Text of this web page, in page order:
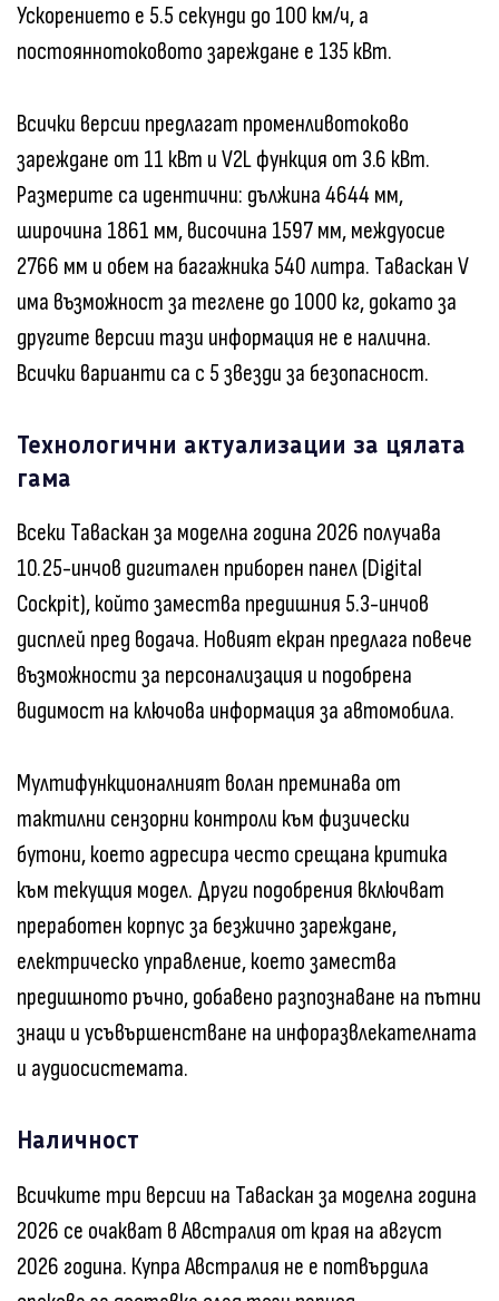
Ускорението е 5.5 секунди до 100 км/ч, а
постояннотоковото зареждане е 135 кВт.
Всички версии предлагат променливотоково
зареждане от 11 кВт и V2L функция от 3.6 кВт.
Размерите са идентични: дължина 4644 мм,
широчина 1861 мм, височина 1597 мм, междуосие
2766 мм и обем на багажника 540 литра. Таваскан V
има възможност за теглене до 1000 кг, докато за
другите версии тази информация не е налична.
Всички варианти са с 5 звезди за безопасност.
Технологични актуализации за цялата
гама
Всеки Таваскан за моделна година 2026 получава
10.25-инчов дигитален приборен панел (Digital
Cockpit), който замества предишния 5.3-инчов
дисплей пред водача. Новият екран предлага повече
възможности за персонализация и подобрена
видимост на ключова информация за автомобила.
Мултифункционалният волан преминава от
тактилни сензорни контроли към физически
бутони, което адресира често срещана критика
към текущия модел. Други подобрения включват
преработен корпус за безжично зареждане,
електрическо управление, което замества
предишното ръчно, добавено разпознаване на пътни
знаци и усъвършенстване на инфоразвлекателната
и аудиосистемата.
Наличност
Всичките три версии на Таваскан за моделна година
2026 се очакват в Австралия от края на август
2026 година. Купра Австралия не е потвърдила